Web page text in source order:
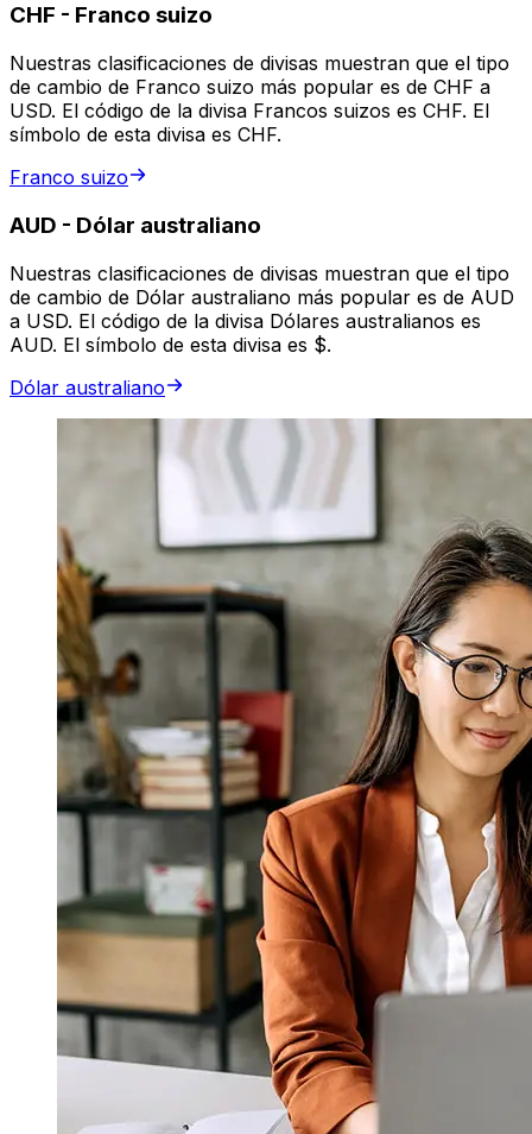
CHF - Franco suizo
Nuestras clasificaciones de divisas muestran que el tipo
de cambio de Franco suizo más popular es de CHF a
USD. El código de la divisa Francos suizos es CHF. El
símbolo de esta divisa es CHF.
Franco suizo
AUD - Dólar australiano
Nuestras clasificaciones de divisas muestran que el tipo
de cambio de Dólar australiano más popular es de AUD
a USD. El código de la divisa Dólares australianos es
AUD. El símbolo de esta divisa es $.
Dólar australiano